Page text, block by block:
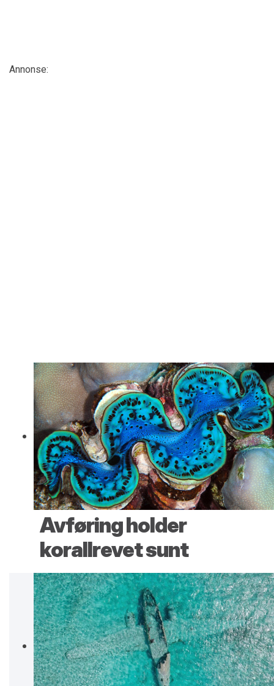
Annonse:
Avføring holder
korallrevet sunt